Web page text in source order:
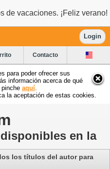
de vacaciones. ¡Feliz verano!
Login
Contacto
para poder ofrecer sus
información acerca de qué
aquí
la aceptación de estas cookies.
en la
los títulos del autor para